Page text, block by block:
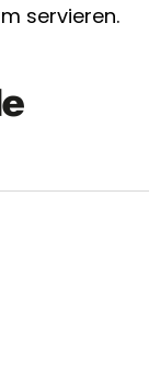
servieren.